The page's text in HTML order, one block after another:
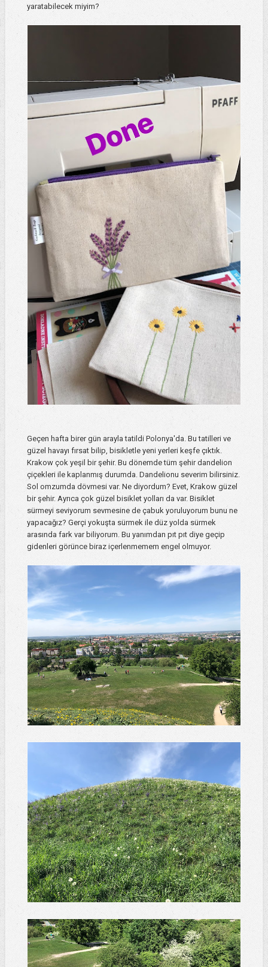
yaratabilecek miyim?
Geçen hafta birer gün arayla tatildi Polonya'da. Bu tatilleri ve
güzel havayı fırsat bilip, bisikletle yeni yerleri keşfe çıktık.
Krakow çok yeşil bir şehir. Bu dönemde tüm şehir dandelion
çiçekleri ile kaplanmış durumda. Dandelionu severim bilirsiniz.
Sol omzumda dövmesi var. Ne diyordum? Evet, Krakow güzel
bir şehir. Ayrıca çok güzel bisiklet yolları da var. Bisiklet
sürmeyi seviyorum sevmesine de çabuk yoruluyorum bunu ne
yapacağız? Gerçi yokuşta sürmek ile düz yolda sürmek
arasında fark var biliyorum. Bu yanımdan pıt pıt diye geçip
gidenleri görünce biraz içerlenmemem engel olmuyor.